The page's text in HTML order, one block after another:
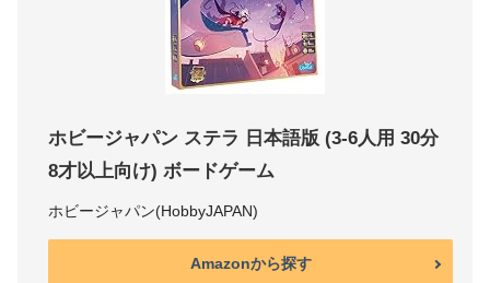
ホビージャパン ステラ 日本語版 (3-6人用 30分
8才以上向け) ボードゲーム
ホビージャパン(HobbyJAPAN)
Amazonから探す